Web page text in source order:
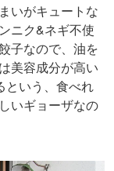
いがキュートな
ニク&ネギ不使
子なので、油を
美容成分が高い
という、食べれ
いギョーザなの